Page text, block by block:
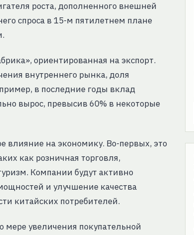
роста, дополненного внешней
спроса в 15-м пятилетнем плане
ориентированная на экспорт.
внутреннего рынка, доля
в последние годы вклад
вырос, превысив 60% в некоторые
влияние на экономику. Во-первых, это
как розничная торговля,
Компании будут активно
и улучшение качества
китайских потребителей.
мере увеличения покупательной